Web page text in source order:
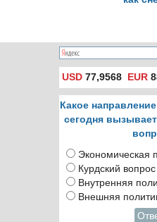
USD 77,9568 EUR
Какое
сегодня
Экономическая
Курдский
Внутренняя
Внешняя